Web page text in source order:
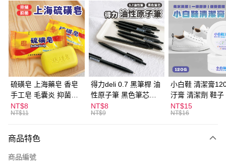
超商取貨付款
LINE Pay
Apple Pay
街口支付
悠遊付
ATM付款
全家取貨付款
每筆NT$60，滿NT$599(含以上)免運費
硫磺皂 上海藥皂 香皂
手工皂 毛囊炎 抑菌除
蟎 清潔護膚 去油去痘
寵物皮膚病 狗狗貓咪
NT$8
NT$11
得力deli 0.7 黑筆桿 油
性原子筆 黑色筆芯
S304
NT$8
NT$9
小白鞋 清潔膏
汙膏 清潔劑 鞋子
漬 白皮鞋 鞋油
NT$15
NT$16
商品特色
商品編號